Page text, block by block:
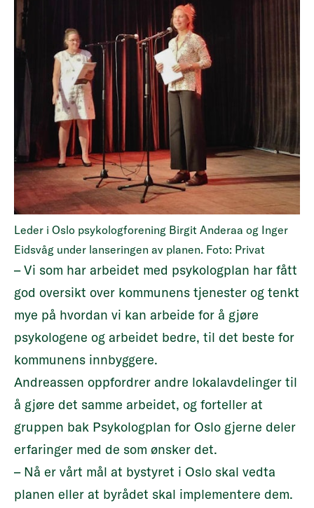
Leder i Oslo psykologforening Birgit Anderaa og Inger
Eidsvåg under lanseringen av planen. Foto: Privat
– Vi som har arbeidet med psykologplan har fått
god oversikt over kommunens tjenester og tenkt
mye på hvordan vi kan arbeide for å gjøre
psykologene og arbeidet bedre, til det beste for
kommunens innbyggere.
Andreassen oppfordrer andre lokalavdelinger til
å gjøre det samme arbeidet, og forteller at
gruppen bak Psykologplan for Oslo gjerne deler
erfaringer med de som ønsker det.
– Nå er vårt mål at bystyret i Oslo skal vedta
planen eller at byrådet skal implementere dem.